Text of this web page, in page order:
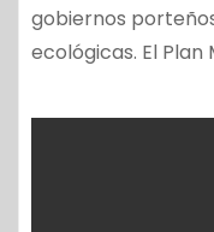
gobiernos
ecológicas. El